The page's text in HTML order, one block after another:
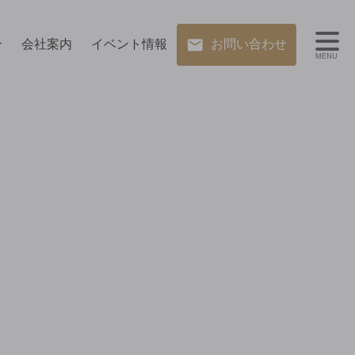
会社案内 イベント情報 お問い合わせ
MENU